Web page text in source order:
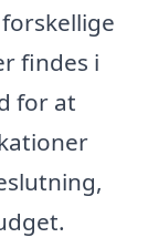
findes i
for at